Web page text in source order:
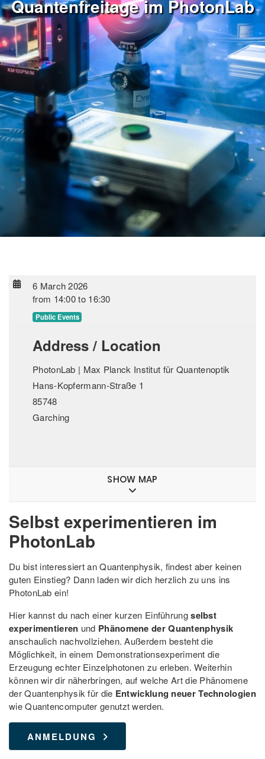
Quantenfreitage im PhotonLab
6 March 2026
from 14:00 to 16:30
Public Events
Address / Location
PhotonLab | Max Planck Institut für Quantenoptik
Hans-Kopfermann-Straße 1
85748
Garching
SHOW MAP
Selbst experimentieren im
PhotonLab
Du bist interessiert an Quantenphysik, findest aber keinen
guten Einstieg? Dann laden wir dich herzlich zu uns ins
PhotonLab ein!
Hier kannst du nach einer kurzen Einführungselbst
experimentieren und Phänomene der Quantenphysik
anschaulich nachvollziehen. Außerdem besteht die
Möglichkeit, in einem Demonstrationsexperiment die
Erzeugung echter Einzelphotonen zu erleben. Weiterhin
können wir dir näherbringen, auf welche Art die Phänomene
der Quantenphysik für die Entwicklung neuer Technologien
wie Quantencomputer genutzt werden.
ANMELDUNG